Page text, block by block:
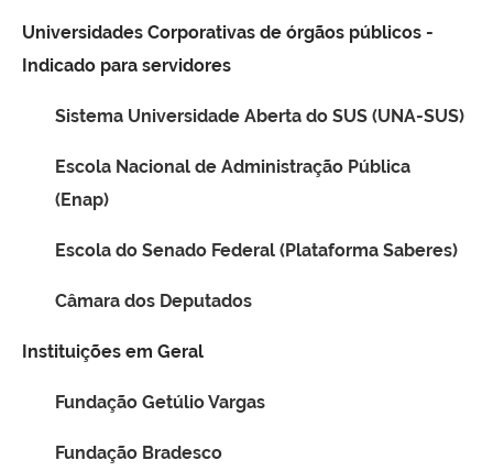
Universidades Corporativas de órgãos públicos -
Indicado para servidores
Sistema Universidade Aberta do SUS (UNA-SUS)
Escola Nacional de Administração Pública
(Enap)
Escola do Senado Federal (Plataforma Saberes)
Câmara dos Deputados
Instituições em Geral
Fundação Getúlio Vargas
Fundação Bradesco